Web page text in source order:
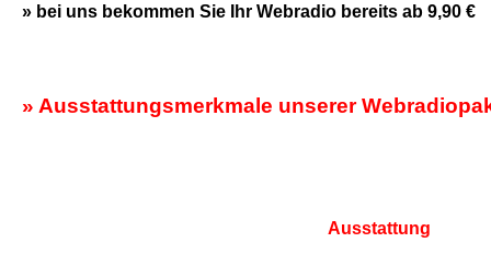
» bei uns bekommen Sie Ihr Webradio bereits ab 9,90 €
» Ausstattungsmerkmale unserer
Ausstattung